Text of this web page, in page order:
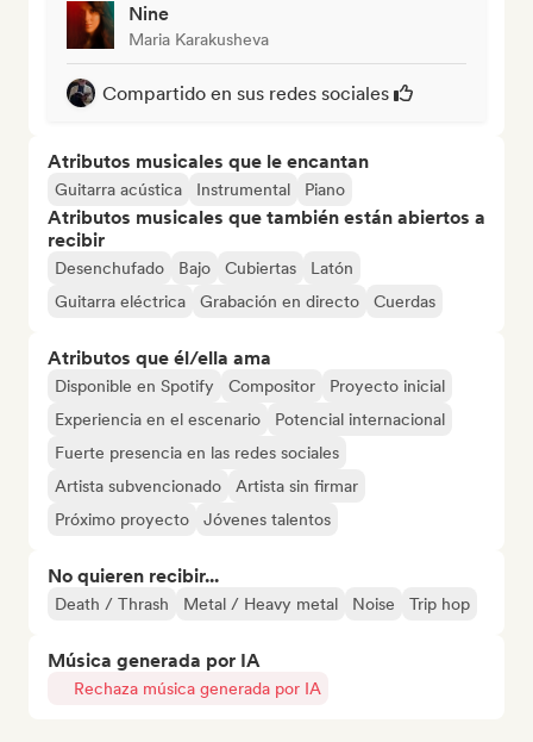
Nine
Maria Karakusheva
Compartido en sus redes sociales
Atributos musicales que le encantan
Guitarra acústica Instrumental Piano
Atributos musicales que también están abiertos a
recibir
Desenchufado Bajo Cubiertas
Latón
Guitarra eléctrica
Grabación en directo Cuerdas
Atributos que él/ella ama
Disponible en Spotify Compositor
Proyecto inicial
Experiencia en el escenario
Potencial internacional
Fuerte presencia en las redes sociales
Artista subvencionado
Artista sin firmar
Próximo proyecto
Jóvenes talentos
No quieren recibir...
Death / Thrash Metal / Heavy metal Noise Trip hop
Música generada por IA
Rechaza música generada por IA